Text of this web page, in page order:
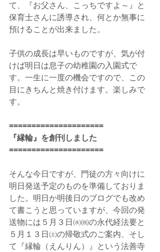
て、『お父さん、こっちですよ～』と
保育士さんに誘導され、何とか無事に
預けることが出来ました。
子供の成長は早いものですが、気が付
けば明日は息子の幼稚園の入園式で
す。一生に一度の機会ですので、この
目にきちんと焼き付けます。楽しみで
す。
=====================
『縁輪』を創刊しました
=====================
そんな今日ですが、門徒の方々向けに
明日発送予定のものを準備しておりま
した。明日か明後日のブログでも改め
て書こうと思っていますが、今回の発
送物には５月３日㈬㈷の永代経法要と
５月１３日㈯の帰敬式のご案内、そし
て『縁輪（えんりん）』という法善寺